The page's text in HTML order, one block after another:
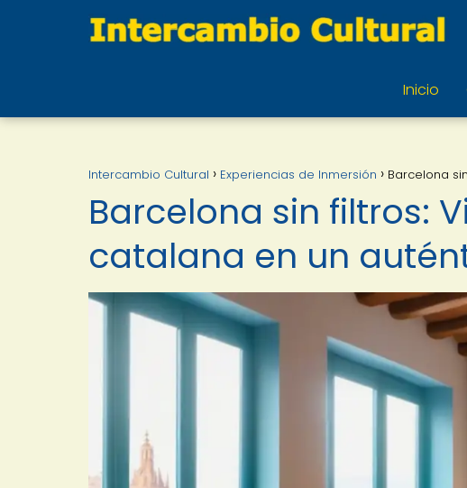
Inicio
Intercambio Cultural Experiencias de Inmersión Barcelona
Barcelona sin filtros:
catalana en un